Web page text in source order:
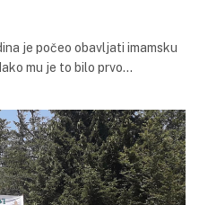
je počeo obavljati imamsku
mu je to bilo prvo…